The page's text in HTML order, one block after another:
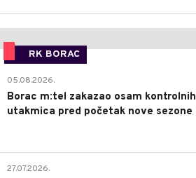
RK BORAC
05.08.2026.
Borac m:tel zakazao osam kontrolnih
utakmica pred početak nove sezone
27.07.2026.